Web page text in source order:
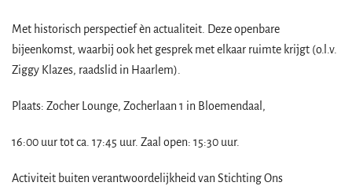
Met historisch perspectief èn actualiteit. Deze openbare
bijeenkomst, waarbij ook het gesprek met elkaar ruimte krijgt (o.l.v.
Ziggy Klazes, raadslid in Haarlem).
Plaats: Zocher Lounge, Zocherlaan 1 in Bloemendaal,
16:00 uur tot ca. 17:45 uur. Zaal open: 15:30 uur.
Activiteit buiten verantwoordelijkheid van Stichting Ons